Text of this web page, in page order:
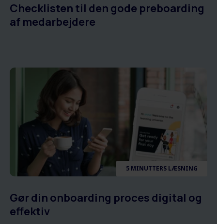
Checklisten til den gode preboarding
af medarbejdere
5 MINUTTERS LÆSNING
Gør din onboarding proces digital og
effektiv